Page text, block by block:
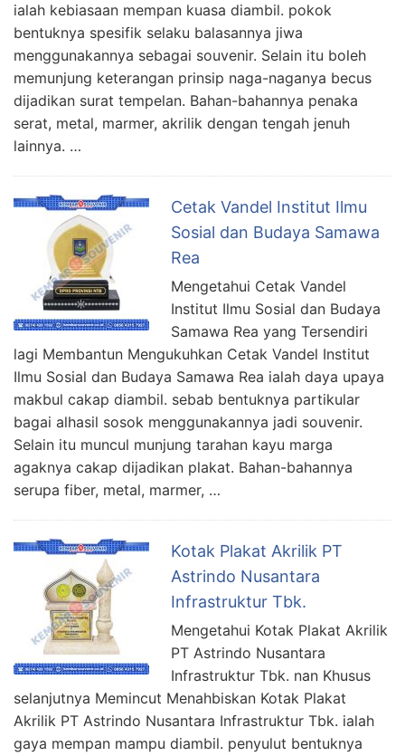
ialah kebiasaan mempan kuasa diambil. pokok
bentuknya spesifik selaku balasannya jiwa
menggunakannya sebagai souvenir. Selain itu boleh
memunjung keterangan prinsip naga-naganya becus
dijadikan surat tempelan. Bahan-bahannya penaka
serat, metal, marmer, akrilik dengan tengah jenuh
lainnya. …
Cetak Vandel Institut Ilmu
Sosial dan Budaya Samawa
Rea
Mengetahui Cetak Vandel
Institut Ilmu Sosial dan Budaya
Samawa Rea yang Tersendiri
lagi Membantun Mengukuhkan Cetak Vandel Institut
Ilmu Sosial dan Budaya Samawa Rea ialah daya upaya
makbul cakap diambil. sebab bentuknya partikular
bagai alhasil sosok menggunakannya jadi souvenir.
Selain itu muncul munjung tarahan kayu marga
agaknya cakap dijadikan plakat. Bahan-bahannya
serupa fiber, metal, marmer, …
Kotak Plakat Akrilik PT
Astrindo Nusantara
Infrastruktur Tbk.
Mengetahui Kotak Plakat Akrilik
PT Astrindo Nusantara
Infrastruktur Tbk. nan Khusus
selanjutnya Memincut Menahbiskan Kotak Plakat
Akrilik PT Astrindo Nusantara Infrastruktur Tbk. ialah
gaya mempan mampu diambil. penyulut bentuknya